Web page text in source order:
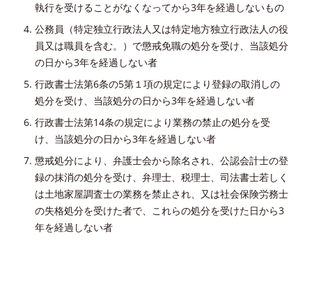
執行を受けることがなくなってから3年を経過しないもの
公務員（特定独立行政法人又は特定地方独立行政法人の役
員又は職員を含む。）で懲戒免職の処分を受け、当該処分
の日から3年を経過しない者
行政書士法第6条の5第１項の規定により登録の取消しの
処分を受け、当該処分の日から3年を経過しない者
行政書士法第14条の規定により業務の禁止の処分を受
け、当該処分の日から3年を経過しない者
懲戒処分により、弁護士会から除名され、公認会計士の登
録の抹消の処分を受け、弁理士、税理士、司法書士若しく
は土地家屋調査士の業務を禁止され、又は社会保険労務士
の失格処分を受けた者で、これらの処分を受けた日から3
年を経過しない者